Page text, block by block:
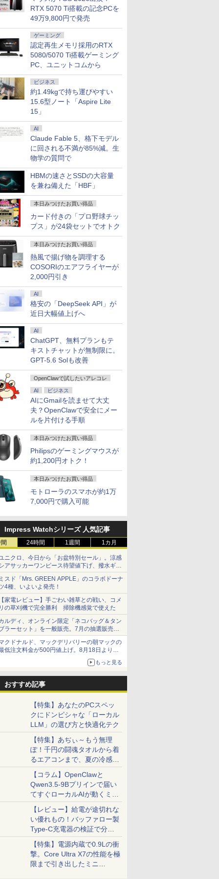
RTX 5070 Ti搭載の記念PCを
49万9,800円で発売
ゲーミング
認定再生メモリ採用のRTX
5080/5070 Ti搭載ゲーミング
PC、ユニットコムから
ビジネス
約1.49kgで持ち運びやすい
15.6型ノート「Aspire Lite
15」
AI
Claude Fable 5、格下モデル
に回される不満が85%減。生
物学の質問で
HBMの速さとSSDの大容量
を兼ね備えた「HBF」
本日みつけたお買い得品
カード付きの「プロ野球チッ
プス」が24袋セットでオトク
本日みつけたお買い得品
熱風で揚げ物を調理する
COSORIのエアフライヤーが
2,000円引き
AI
格安の「DeepSeek API」が
近日大幅値上げへ
AI
ChatGPT、無料プランもテ
キストチャットが無制限に。
GPT-5.6 Solも改善
OpenClawで試したいアレコレ
AI ビジネス
AIにGmailを読ませて大丈
夫？OpenClawで安全にメー
ルを片付ける手順
本日みつけたお買い得品
Philipsのゲーミングマウスが
約1,200円オトク！
本日みつけたお買い得品
モトローラのスマホが約1万
7,000円で購入可能
Impress Watchシリーズ 人気記事
24時間 1週間 1カ月
ニクロ、今日から「お盆特別セール」。涼感
アサッカーワンピース待望値下げ、撥水ギア
ョーツは1990円に
スド「Mrs. GREEN APPLE」のコラボドーナ
4種、いよいよ発売！
家電レビュー】手ごわい雑草との戦い、コメ
の草刈機で完全勝利 掃除機感覚で使えた
ルディ、オンライン限定「ネコバッグ＆タン
ラーセット」を一般販売。7月の抽選販売の
選無効分
クドナルド、マックデリバリーの朝マックの
低注文料金が500円値上げ。8月18日より
もっと見る
おすすめ記事
【特集】あなたのPCスペッ
クにドンピシャな「ローカル
LLM」の選び方と快適化テク
【特集】あぢぃ～もう無理
ぽ！千円の闘魂タオルから着
るエアコンまで、夏の冷感グ
ッズ一挙紹介
【コラム】OpenClawと
Qwen3.5-9Bプリインで届い
てすぐローカルAIが動くミニ
PC「SER9 Pro」
【レビュー】給電が途切れな
い優れもの！バッファロー製
Type-C充電器の検証で分か
ったこと
【特集】電源内蔵で0.9Lの衝
撃。Core Ultra X7の性能を極
限まで引き出したミニ